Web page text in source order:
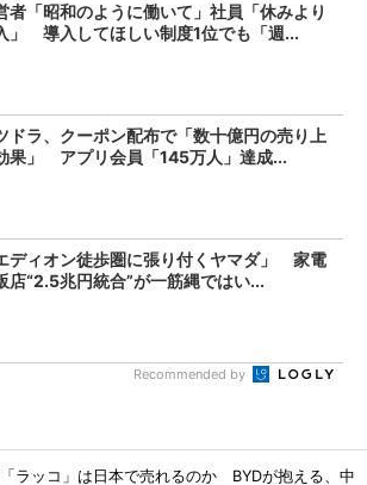
者「昭和のように働いて」社員「休みより
」 導入してほしい制度1位でも「週...
ドラ、クーポン配布で「数十億円の売り上
果」 アプリ会員「145万人」達成...
ディオン徒歩圏に張り付くヤマダ」 家電
店“2.5兆円統合”が一筋縄ではい...
Recommended by
ラッコ」は日本で売れるのか BYDが抱える、中